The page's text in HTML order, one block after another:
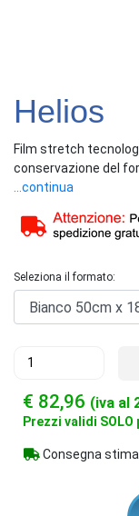
Helios
Film stretch
conservazione del
5 strati rinforzati,
tradizionali.
...continua
Seleziona il formato:
€ 82,96 (iva al
Prezzi validi
Consegna